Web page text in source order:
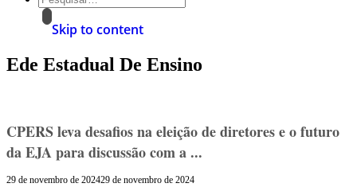
Skip to content
Ede Estadual De Ensino
CPERS leva desafios na eleição de diretores e o futuro
da EJA para discussão com a ...
29 de novembro de 202429 de novembro de 2024